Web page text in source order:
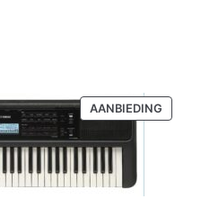
AANBIEDING